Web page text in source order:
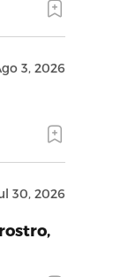
3, 2026
30, 2026